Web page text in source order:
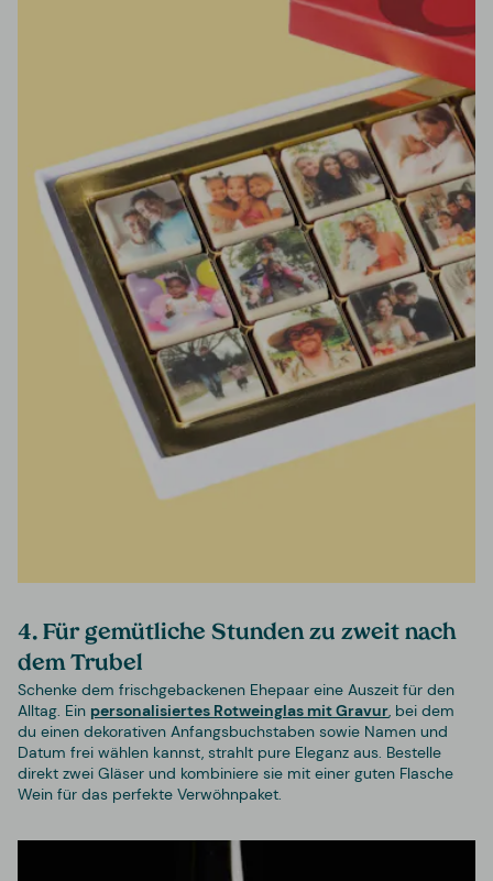
4. Für gemütliche Stunden zu zweit nach
dem Trubel
Schenke dem frischgebackenen Ehepaar eine Auszeit für den
Alltag. Ein personalisiertes Rotweinglas mit Gravur, bei dem
du einen dekorativen Anfangsbuchstaben sowie Namen und
Datum frei wählen kannst, strahlt pure Eleganz aus. Bestelle
direkt zwei Gläser und kombiniere sie mit einer guten Flasche
Wein für das perfekte Verwöhnpaket.